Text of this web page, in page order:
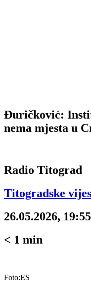
Đuričković:
nema mjesta u
Radio Titograd
Titogradske
26.05.2026,
< 1 min
Foto:ES